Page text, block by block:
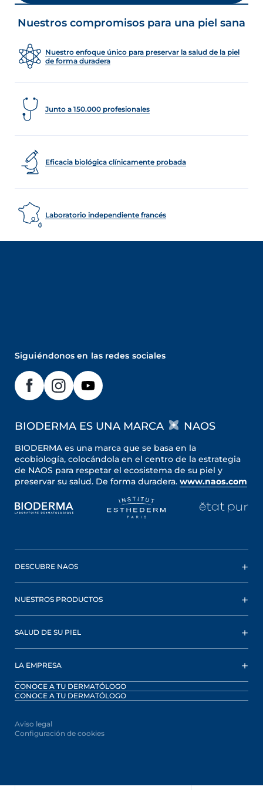
Nuestros compromisos para una piel sana
Nuestro enfoque único para preservar la salud de la piel
de forma duradera
Junto a 150.000 profesionales
Eficacia biológica clínicamente probada
Laboratorio independiente francés
Siguiéndonos en las redes sociales
BIODERMA ES UNA MARCA NAOS
BIODERMA es una marca que se basa en la
ecobiología, colocándola en el centro de la estrategia
de NAOS para respetar el ecosistema de su piel y
preservar su salud. De forma duradera. www.naos.com
DESCUBRE NAOS
NUESTROS PRODUCTOS
SALUD DE SU PIEL
LA EMPRESA
CONOCE A TU DERMATÓLOGO
CONOCE A TU DERMATÓLOGO
Aviso legal
Configuración de cookies